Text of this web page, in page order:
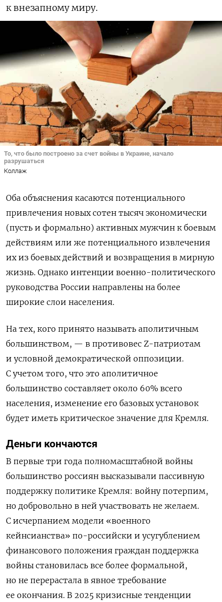
к внезапному миру.
То, что было построено за счет войны в Украине, начало
разрушаться
Коллаж
Оба объяснения касаются потенциального
привлечения новых сотен тысяч экономически
(пусть и формально) активных мужчин к боевым
действиям или же потенциального извлечения
их из боевых действий и возвращения в мирную
жизнь. Однако интенции военно-политического
руководства России направлены на более
широкие слои населения.
На тех, кого принято называть аполитичным
большинством, — в противовес Z-патриотам
и условной демократической оппозиции.
С учетом того, что это аполитичное
большинство составляет около 60% всего
населения, изменение его базовых установок
будет иметь критическое значение для Кремля.
Деньги кончаются
В первые три года полномасштабной войны
большинство россиян высказывали пассивную
поддержку политике Кремля: войну потерпим,
но добровольно в ней участвовать не желаем.
С исчерпанием модели «военного
кейнсианства» по-российски и усугублением
финансового положения граждан поддержка
войны становилась все более формальной,
но не перерастала в явное требование
ее окончания. В 2025 кризисные тенденции